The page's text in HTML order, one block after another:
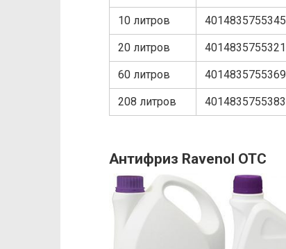
10 литров 4014835755345
20 литров 4014835755321
60 литров 4014835755369
208 литров 4014835755383
Антифриз Ravenol OTC